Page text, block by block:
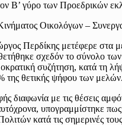
Οικολόγων –
Περδίκης μετέφερε
σχεδόν το σύνολο
συζήτηση, κατά τη
της θετικής ψήφου των μελών.
διαφωνία με τις θέσεις
υπογραμμίστηκε
κατά τις σημερινές